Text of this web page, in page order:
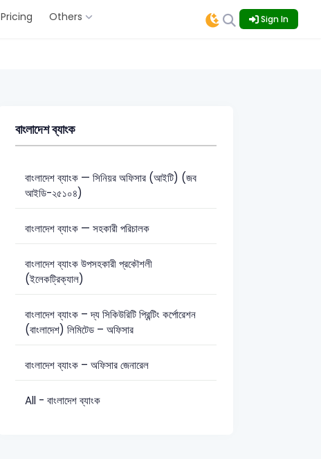
Pricing Others Sign In
সাধারণ জ্ঞান: 19
বাংলাদেশ ব্যাংক
বাংলাদেশ ব্যাংক — সিনিয়র অফিসার (আইটি) (জব
আইডি-২৫১০৪)
বাংলাদেশ ব্যাংক — সহকারী পরিচালক
বাংলাদেশ ব্যাংক উপসহকারী প্রকৌশলী
(ইলেকট্রিক্যাল)
বাংলাদেশ ব্যাংক – দ্য সিকিউরিটি প্রিন্টিং কর্পোরেশন
(বাংলাদেশ) লিমিটেড – অফিসার
বাংলাদেশ ব্যাংক – অফিসার জেনারেল
All - বাংলাদেশ ব্যাংক